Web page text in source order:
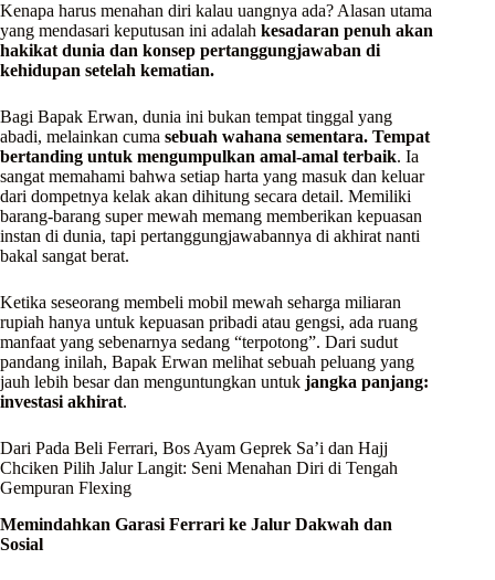
Kenapa harus menahan diri kalau uangnya ada? Alasan utama
yang mendasari keputusan ini adalah kesadaran penuh akan
hakikat dunia dan konsep pertanggungjawaban di
kehidupan setelah kematian.
Bagi Bapak Erwan, dunia ini bukan tempat tinggal yang
abadi, melainkan cuma sebuah wahana sementara. Tempat
bertanding untuk mengumpulkan amal-amal terbaik. Ia
sangat memahami bahwa setiap harta yang masuk dan keluar
dari dompetnya kelak akan dihitung secara detail. Memiliki
barang-barang super mewah memang memberikan kepuasan
instan di dunia, tapi pertanggungjawabannya di akhirat nanti
bakal sangat berat.
Ketika seseorang membeli mobil mewah seharga miliaran
rupiah hanya untuk kepuasan pribadi atau gengsi, ada ruang
manfaat yang sebenarnya sedang “terpotong”. Dari sudut
pandang inilah, Bapak Erwan melihat sebuah peluang yang
jauh lebih besar dan menguntungkan untuk jangka panjang:
investasi akhirat.
Dari Pada Beli Ferrari, Bos Ayam Geprek Sa’i dan Hajj
Chciken Pilih Jalur Langit: Seni Menahan Diri di Tengah
Gempuran Flexing
Memindahkan Garasi Ferrari ke Jalur Dakwah dan
Sosial